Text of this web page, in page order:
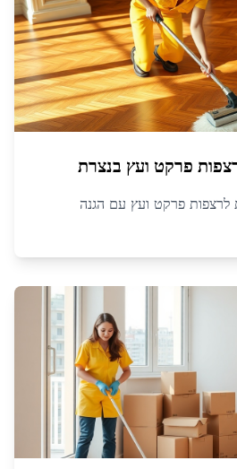
פרקט ועץ בנצרת
לרצפות פרקט ועץ עם הגנה